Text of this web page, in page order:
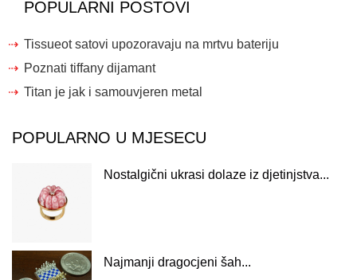
POPULARNI POSTOVI
Tissueot satovi upozoravaju na mrtvu bateriju
Poznati tiffany dijamant
Titan je jak i samouvjeren metal
POPULARNO U MJESECU
Nostalgični ukrasi dolaze iz djetinjstva...
Najmanji dragocjeni šah...